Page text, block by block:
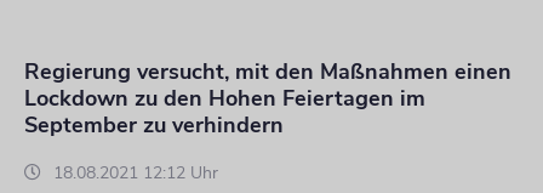
Regierung versucht, mit den Maßnahmen einen
Lockdown zu den Hohen Feiertagen im
September zu verhindern
18.08.2021 12:12 Uhr